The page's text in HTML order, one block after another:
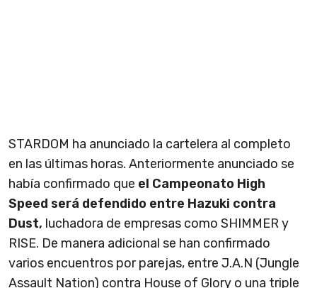
STARDOM ha anunciado la cartelera al completo
en las últimas horas. Anteriormente anunciado se
había confirmado que el Campeonato High
Speed será defendido entre Hazuki contra
Dust, luchadora de empresas como SHIMMER y
RISE. De manera adicional se han confirmado
varios encuentros por parejas, entre J.A.N (Jungle
Assault Nation) contra House of Glory o una triple